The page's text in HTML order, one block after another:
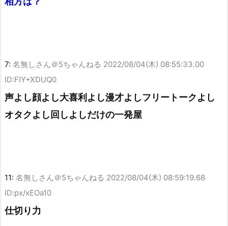
7: 名無しさん＠5ちゃんねる 2022/08/04(木) 08:55:33.00
ID:FIY+XDUQ0
声よし顔よし大喜利よし漫才よしフリートークよし
オタクよし回しよしだけの一発屋
11: 名無しさん＠5ちゃんねる 2022/08/04(木) 08:59:19.68
ID:px/xEOa10
仕切り力